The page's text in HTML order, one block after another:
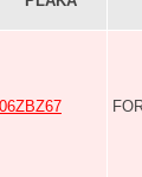
06ZBZ67